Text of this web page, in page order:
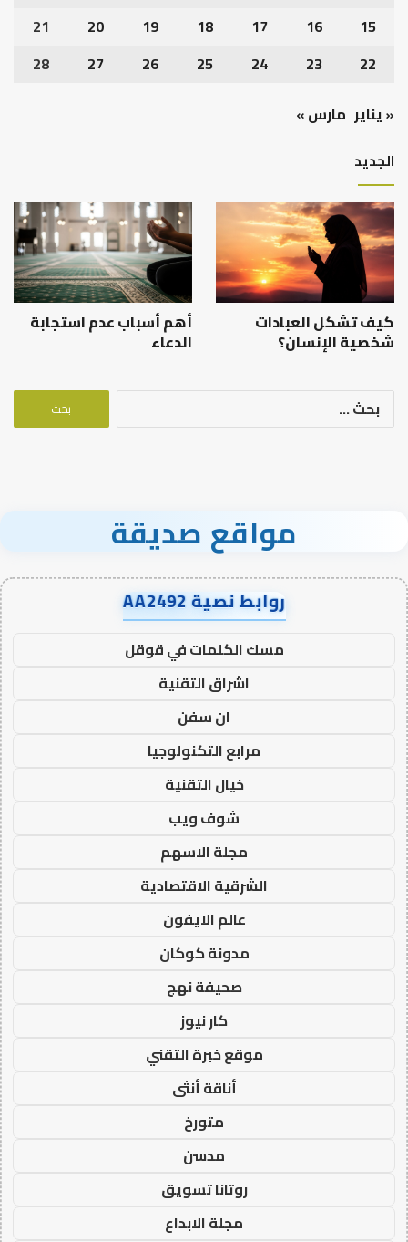
15
16
17
18
19
20
21
22
23
24
25
26
27
28
« يناير مارس »
الجديد
كيف تشكل العبادات
شخصية الإنسان؟
أهم أسباب عدم استجابة
الدعاء
البحث
مواقع صديقة
روابط نصية AA2492
مسك الكلمات في قوقل
اشراق التقنية
ان سفن
مرابع التكنولوجيا
خيال التقنية
شوف ويب
مجلة الاسهم
الشرقية الاقتصادية
عالم الايفون
مدونة كوكان
صحيفة نهج
كار نيوز
موقع خبرة التقني
أناقة أنثى
متورخ
مدسن
روتانا تسويق
مجلة الابداع